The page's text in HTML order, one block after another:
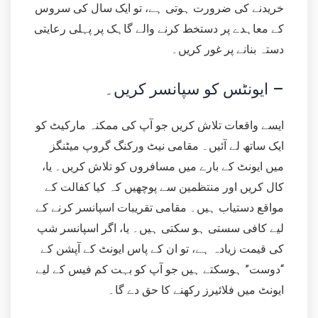
خریدنے کی ضرورت ہوتی ہے، تو ایک سال کی سروس
کے معاہدے پر دستخط کرنے والے گاہک پر پہلی رعایتی
دستہ بنانے پر غور کریں۔
ایونٹس کو سپانسر کریں۔ –
ایسے واقعات تلاش کریں جو آپ کی ممکنہ مارکیٹ کو
ایک ساتھ لے آئیں۔ مقامی نیٹ ورکنگ گروپ میٹنگز
میں ایونٹ کے بارے میں مسافروں کو تلاش کریں۔ یا،
کال کریں اور منتظمین سے پوچھیں کہ کیا کفالت کے
مواقع دستیاب ہیں۔ مقامی تقریبات اسپانسر کرنے کے
لیے کافی سستی ہو سکتی ہیں۔ یا، اگر اسپانسر شپ
کی قیمت زیادہ ہے، تو ان کے پاس ایونٹ کے آپشن کے
“دوست” ہوسکتے ہیں جو آپ کو بہت کم فیس کے لیے
ایونٹ میں فلائیرز رکھنے کا حق دے گا۔